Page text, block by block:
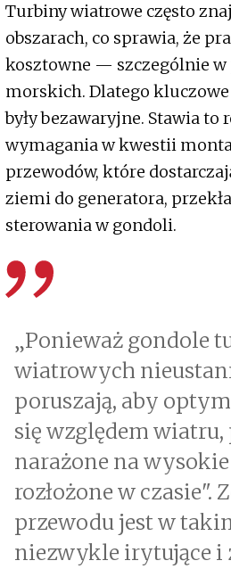
Turbiny wiatrowe często
obszarach, co sprawia, że
kosztowne — szczególnie
morskich. Dlatego kluczowe
były bezawaryjne. Stawia to
wymagania w kwestii
przewodów, które
ziemi do generatora,
sterowania w gondoli.
„Ponieważ gondole
wiatrowych
poruszają, aby
się względem wiatru,
narażone na
rozłożone w czasie".
przewodu jest w
niezwykle irytujące